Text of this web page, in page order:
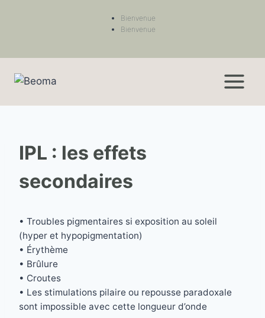
Bienvenue
Bienvenue
IPL : les effets
secondaires
• Troubles pigmentaires si exposition au soleil
(hyper et hypopigmentation)
• Érythème
• Brûlure
• Croutes
• Les stimulations pilaire ou repousse paradoxale
sont impossible avec cette longueur d’onde